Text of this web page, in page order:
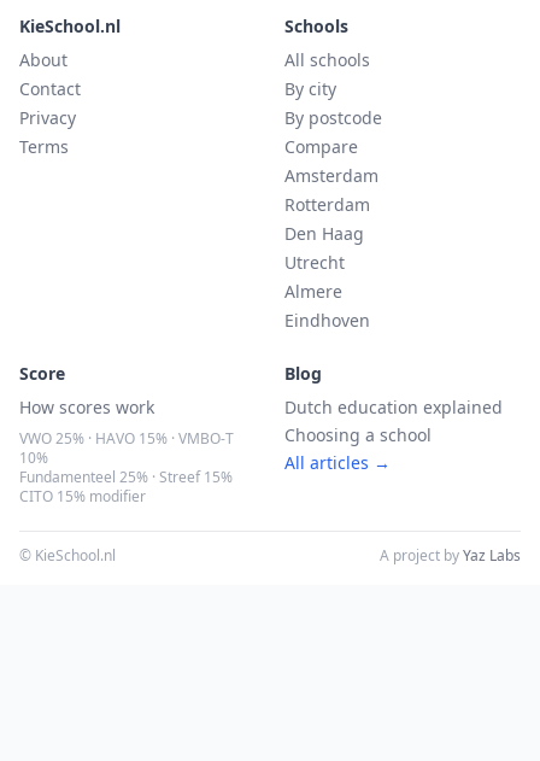
KieSchool.nl
About
Contact
Privacy
Terms
Schools
All schools
By city
By postcode
Compare
Amsterdam
Rotterdam
Den Haag
Utrecht
Almere
Eindhoven
Score
How scores work
VWO 25% · HAVO 15% · VMBO-T
10%
Fundamenteel 25% · Streef 15%
CITO 15% modifier
Blog
Dutch education explained
Choosing a school
All articles →
© KieSchool.nl A project byYaz Labs